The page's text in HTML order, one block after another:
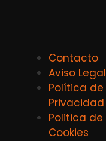
Contacto
Aviso Legal
Política de
Privacidad
Politica de
Cookies